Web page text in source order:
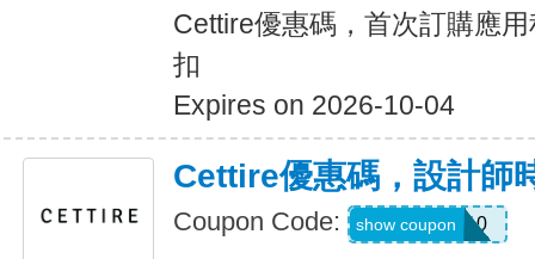
Cettire優惠碼，首次訂購應
扣
Expires on 2026-10-04
Cettire優惠碼，設計師
Coupon Code: FEB10
show coupon